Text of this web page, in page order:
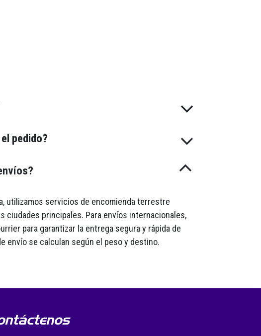
pedido?
utilizamos servicios de encomienda terrestre
ciudades principales. Para envíos internacionales,
para garantizar la entrega segura y rápida de
envío se calculan según el peso y destino.